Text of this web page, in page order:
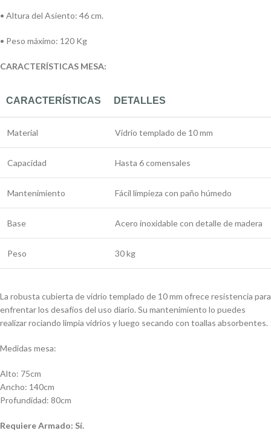
• Altura del Asiento: 46 cm.
• Peso máximo: 120 Kg
CARACTERÍSTICAS MESA:
CARACTERÍSTICAS DETALLES
Material Vidrio templado de 10 mm
Capacidad Hasta 6 comensales
Mantenimiento Fácil limpieza con paño húmedo
Base Acero inoxidable con detalle de madera
Peso 30 kg
La robusta cubierta de vidrio templado de 10 mm ofrece resistencia para
enfrentar los desafíos del uso diario. Su mantenimiento lo puedes
realizar rociando limpia vidrios y luego secando con toallas absorbentes.
Medidas mesa:
Alto: 75cm
Ancho: 140cm
Profundidad: 80cm
Requiere Armado: Sí.